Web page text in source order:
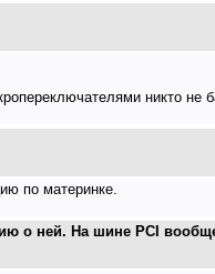
никто не
по материнке.
о ней. На шине PCI